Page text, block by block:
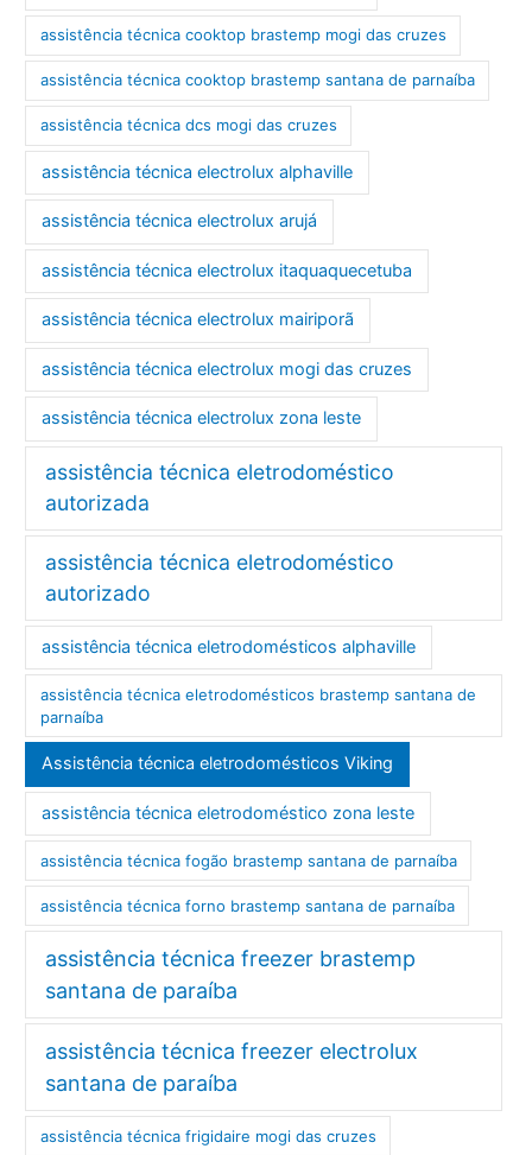
assistência técnica cooktop brastemp mogi das cruzes
assistência técnica cooktop brastemp santana de parnaíba
assistência técnica dcs mogi das cruzes
assistência técnica electrolux alphaville
assistência técnica electrolux arujá
assistência técnica electrolux itaquaquecetuba
assistência técnica electrolux mairiporã
assistência técnica electrolux mogi das cruzes
assistência técnica electrolux zona leste
assistência técnica eletrodoméstico
autorizada
assistência técnica eletrodoméstico
autorizado
assistência técnica eletrodomésticos alphaville
assistência técnica eletrodomésticos brastemp santana de
parnaíba
Assistência técnica eletrodomésticos Viking
assistência técnica eletrodoméstico zona leste
assistência técnica fogão brastemp santana de parnaíba
assistência técnica forno brastemp santana de parnaíba
assistência técnica freezer brastemp
santana de paraíba
assistência técnica freezer electrolux
santana de paraíba
assistência técnica frigidaire mogi das cruzes